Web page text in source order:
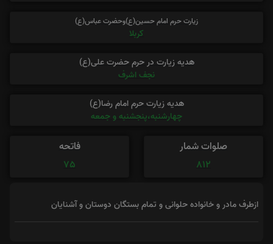
زیارت حرم امام حسین(ع)وحضرت عباس(ع)
کربلا
هدیه زیارت در حرم حضرت علی(ع)
نجف اشرف
هدیه زیارت حرم امام رضا(ع)
چهارشنبه،پنجشنبه و جمعه
صلوات شمار
812
فاتحه
75
ازطرف مادر و خانواده حلوانی و تمام بستگان دوستان و آشنایان